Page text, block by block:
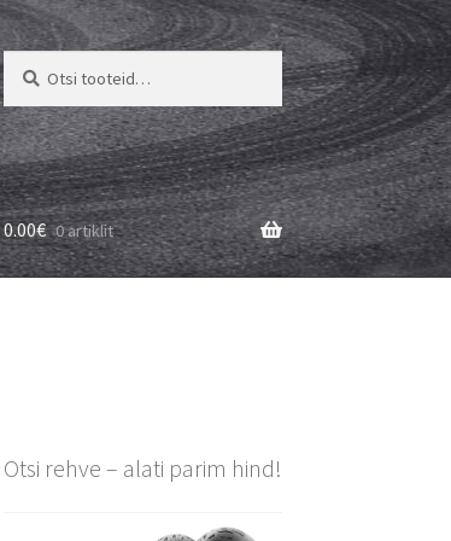
Otsi:
Otsi
0.00€ 0 artiklit
Otsi rehve – alati parim hind!